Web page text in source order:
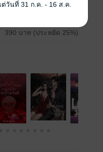
390 บาท (ประหยัด 25%)
วันที่ 31 ก.ค. - 16 ส.ค.